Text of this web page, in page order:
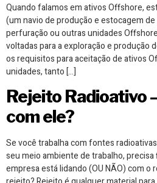
Quando falamos em ativos Offshore,
(um navio de produção e estocagem
perfuração ou outras unidades
voltadas para a exploração e produção
os requisitos para aceitação de ativos
unidades, tanto […]
Rejeito Radioativo
com ele?
Se você trabalha com fontes
seu meio ambiente de trabalho,
empresa está lidando (OU NÃO) com